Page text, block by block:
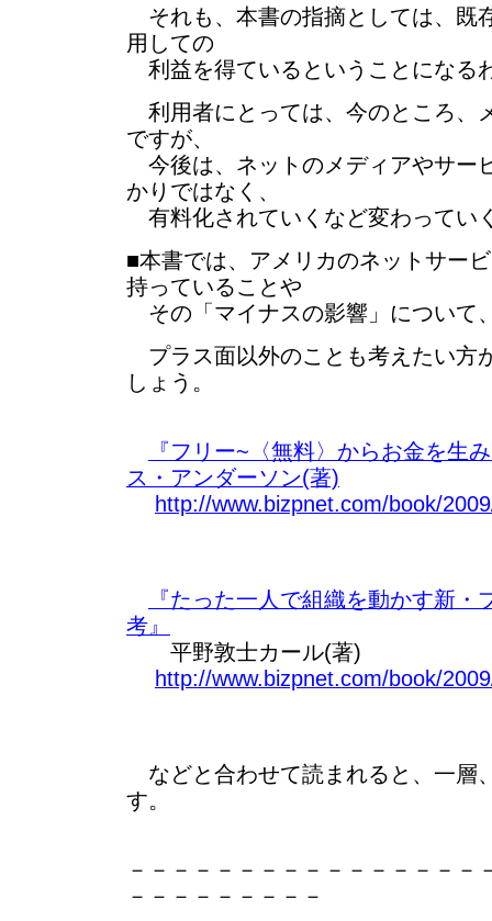
それも、本書の指摘としては、既
用しての
利益を得ているということになる
利用者にとっては、今のところ、
ですが、
今後は、ネットのメディアやサー
かりではなく、
有料化されていくなど変わってい
■本書では、アメリカのネットサー
持っていることや
その「マイナスの影響」について
プラス面以外のことも考えたい方
しょう。
『フリー~〈無料〉からお金を生
ス・アンダーソン(著)
http://www.bizpnet.com/book/
『たった一人で組織を動かす新・
考』
平野敦士カール(著)
http://www.bizpnet.com/book/
などと合わせて読まれると、一層
す。
－－－－－－－－－－－－－－－－
－－－－－－－－－